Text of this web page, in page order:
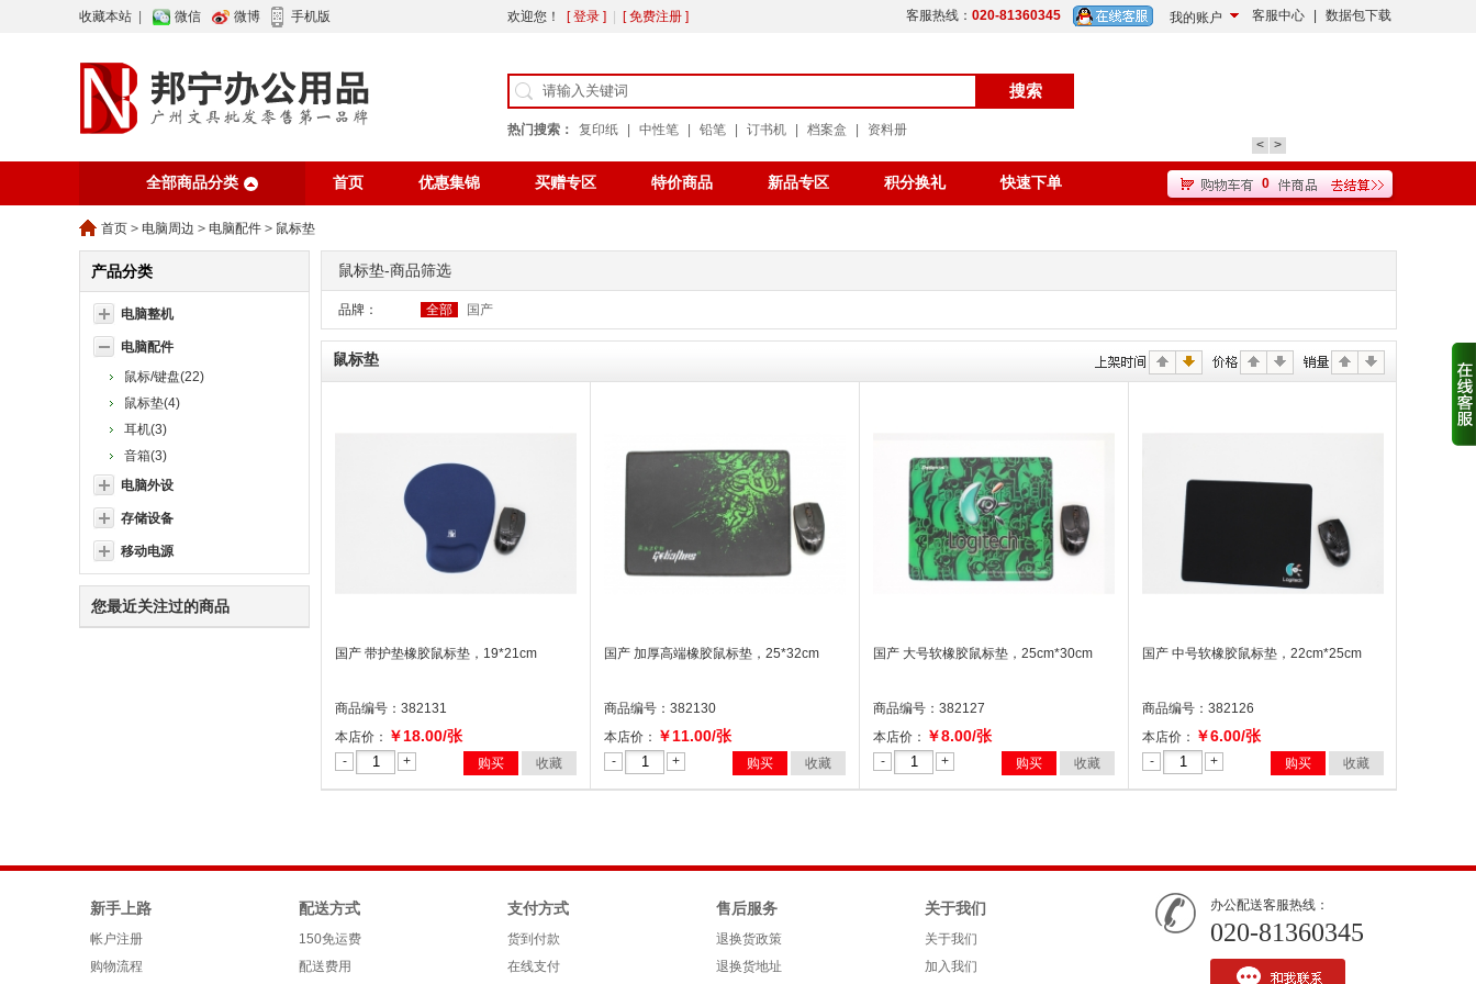
收藏本站 微信 微博 手机版 欢迎您！ [ 登录 ] [ 免费注册 ] 客服热线： 020-81360345 我的账户 客服中心 数据包下载
热门搜索： 复印纸 中性笔 铅笔 订书机 档案盒
资料册
<
>
全部商品分类 首页 优惠集锦 买赠专区 特价商品 新品专区 积分换礼 快速下单 0
首页 > 电脑周边 > 电脑配件 > 鼠标垫
产品分类
电脑整机
电脑配件
鼠标/键盘(22)
鼠标垫(4)
耳机(3)
音箱(3)
电脑外设
存储设备
移动电源
您最近关注过的商品
鼠标垫-商品筛选
品牌： 全部 国产
鼠标垫
国产 带护垫橡胶鼠标垫，19*21cm
商品编号：382131
本店价： ￥18.00/张
- + 购买 收藏
国产 加厚高端橡胶鼠标垫，25*32cm
商品编号：382130
本店价： ￥11.00/张
- + 购买 收藏
国产 大号软橡胶鼠标垫，25cm*30cm
商品编号：382127
本店价： ￥8.00/张
- + 购买 收藏
国产 中号软橡胶鼠标垫，22cm*25cm
商品编号：382126
本店价： ￥6.00/张
- + 购买 收藏
新手上路
帐户注册
购物流程
配送方式
150免运费
配送费用
支付方式
货到付款
在线支付
售后服务
退换货政策
退换货地址
关于我们
关于我们
加入我们
办公配送客服热线：
020-81360345